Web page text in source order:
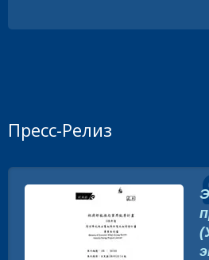
Пресс-Релиз